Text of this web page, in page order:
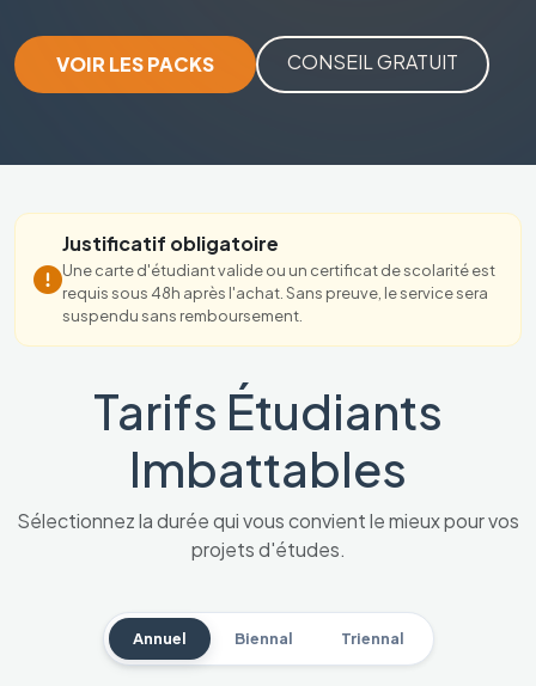
VOIR LES PACKS CONSEIL GRATUIT
Justificatif obligatoire
Une carte d'étudiant valide ou un certificat de scolarité est
requis sous 48h après l'achat. Sans preuve, le service sera
suspendu sans remboursement.
Tarifs Étudiants
Imbattables
Sélectionnez la durée qui vous convient le mieux pour vos
projets d'études.
Annuel Biennal Triennal